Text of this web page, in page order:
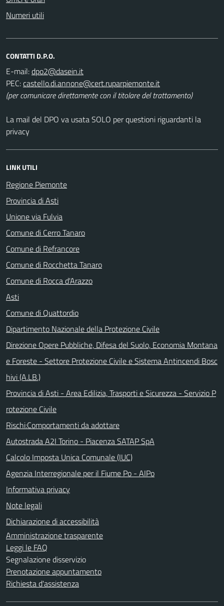
Numeri utili
CONTATTI D.P.O.
E-mail:
PEC:
(per comunicare direttamente con il titolare del trattamento)
La mail del DPO va usata SOLO per questioni riguardanti la
privacy
LINK UTILI
Regione Piemonte
Provincia di Asti
Unione via Fulvia
Comune di Cerro Tanaro
Comune di Refrancore
Comune di Rocchetta Tanaro
Comune di Rocca d'Arazzo
Asti
Comune di Quattordio
Dipartimento Nazionale della Protezione Civile
Direzione Opere Pubbliche, Difesa del Suolo, Economia Montana
e Foreste - Settore Protezione Civile e Sistema Antincendi Bosc
hivi (A.LB.)
Provincia di Asti - Area Edilizia, Trasporti e Sicurezza - Servizio P
rotezione Civile
Rischi:Comportamenti da adottare
Autostrada A2I Torino - Piacenza SATAP SpA
Calcolo Imposta Unica Comunale (IUC)
Agenzia Interregionale per il Fiume Po - AIPo
Informativa privacy
Note legali
Dichiarazione di accessibilità
Amministrazione trasparente
Leggi le FAQ
Segnalazione disservizio
Prenotazione appuntamento
Richiesta d'assistenza